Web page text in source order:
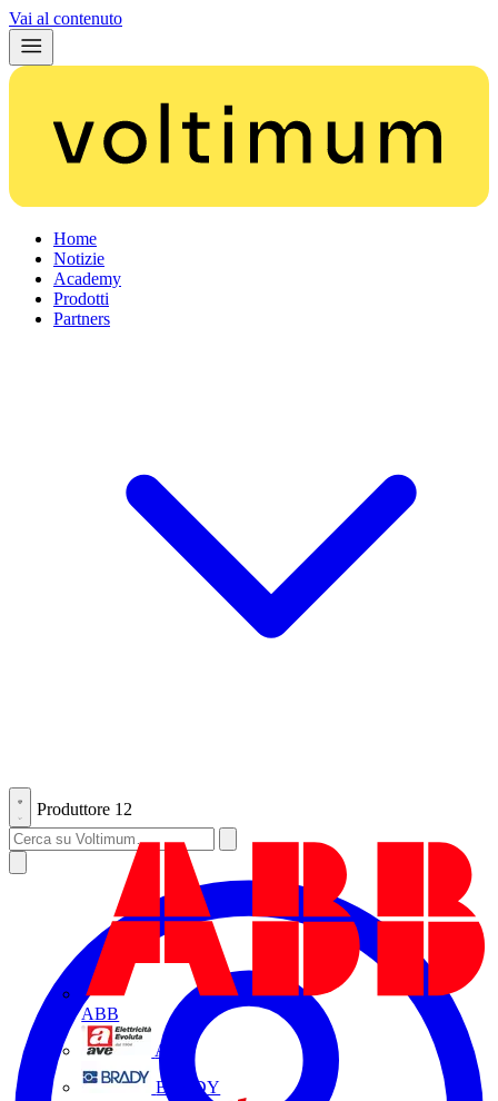
Vai al contenuto
Home
Notizie
Academy
Prodotti
Partners
Produttore 12
ABB
AVE
BRADY